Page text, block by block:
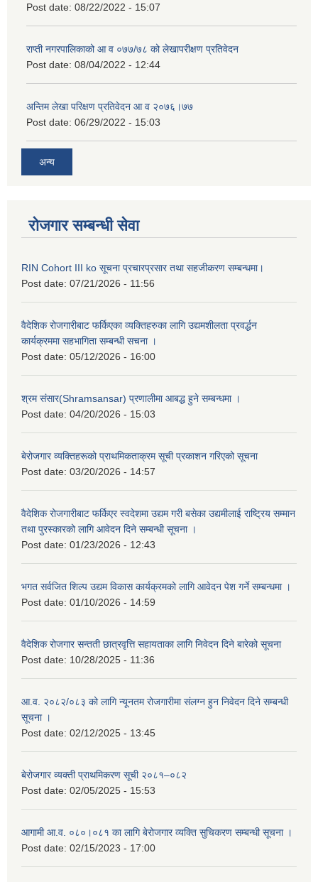
Post date: 08/22/2022 - 15:07
राप्ती नगरपालिकाको आ व ०७७/७८ को लेखापरीक्षण प्रतिवेदन
Post date: 08/04/2022 - 12:44
अन्तिम लेखा परिक्षण प्रतिवेदन आ व २०७६।७७
Post date: 06/29/2022 - 15:03
अन्य
रोजगार सम्बन्धी सेवा
RIN Cohort III ko सूचना प्रचारप्रसार तथा सहजीकरण सम्बन्धमा।
Post date: 07/21/2026 - 11:56
वैदेशिक रोजगारीबाट फर्किएका व्यक्तिहरुका लागि उद्यमशीलता प्रवर्द्धन
कार्यक्रममा सहभागिता सम्बन्धी सचना ।
Post date: 05/12/2026 - 16:00
श्रम संसार(Shramsansar) प्रणालीमा आबद्ध हुने सम्बन्धमा ।
Post date: 04/20/2026 - 15:03
बेरोजगार व्यक्तिहरूको प्राथमिकताक्रम सूची प्रकाशन गरिएको सूचना
Post date: 03/20/2026 - 14:57
वैदेशिक रोजगारीबाट फर्किएर स्वदेशमा उद्यम गरी बसेका उद्यमीलाई राष्ट्रिय सम्मान
तथा पुरस्कारको लागि आवेदन दिने सम्बन्धी सूचना ।
Post date: 01/23/2026 - 12:43
भगत सर्वजित शिल्प उद्यम विकास कार्यक्रमको लागि आवेदन पेश गर्ने सम्बन्धमा ।
Post date: 01/10/2026 - 14:59
वैदेशिक रोजगार सन्तती छात्रवृत्ति सहायताका लागि निवेदन दिने बारेको सूचना
Post date: 10/28/2025 - 11:36
आ.व. २०८२/०८३ को लागि न्यूनतम रोजगारीमा संलग्न हुन निवेदन दिने सम्बन्धी
सूचना ।
Post date: 02/12/2025 - 13:45
बेरोजगार व्यक्ती प्राथमिकरण सूची २०८१–०८२
Post date: 02/05/2025 - 15:53
आगामी आ.व. ०८०।०८१ का लागि बेरोजगार व्यक्ति सुचिकरण सम्बन्धी सूचना ।
Post date: 02/15/2023 - 17:00